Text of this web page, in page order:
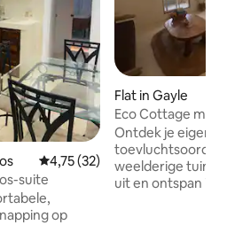
Gemiddelde beoordeling van
4,75 (32)
suite
op
Flat in Gayle
Eco Cottage met
Ontdek je eigen
toevluchtsoord,
weelderige
uit en ontspan in